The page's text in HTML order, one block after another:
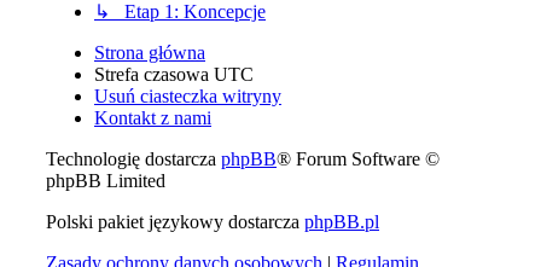
↳ Etap 1: Koncepcje
Strona główna
Strefa czasowa UTC
Usuń ciasteczka witryny
Kontakt z nami
Technologię dostarcza phpBB® Forum Software ©
phpBB Limited
Polski pakiet językowy dostarcza phpBB.pl
Zasady ochrony danych osobowych | Regulamin